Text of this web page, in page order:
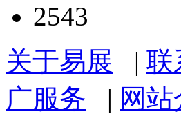
2543
关于易展 | 联
广服务 | 网站